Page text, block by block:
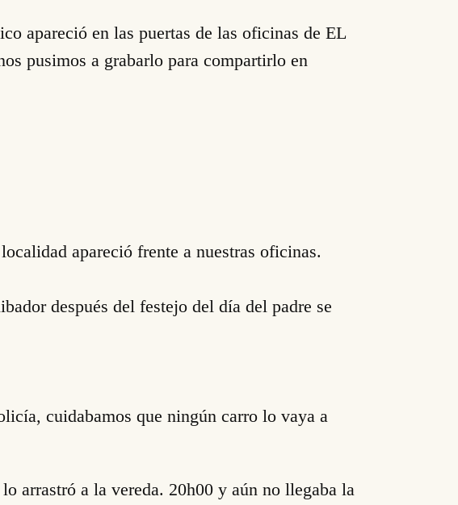
apareció en las puertas de las oficinas de EL
pusimos a grabarlo para compartirlo en
apareció frente a nuestras oficinas.
después del festejo del día del padre se
cuidabamos que ningún carro lo vaya a
arrastró a la vereda. 20h00 y aún no llegaba la